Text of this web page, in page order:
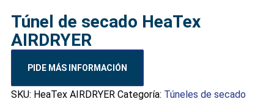
Túnel de secado HeaTex
AIRDRYER
PIDE MÁS INFORMACIÓN
SKU: HeaTex AIRDRYER Categoría: Túneles de secado